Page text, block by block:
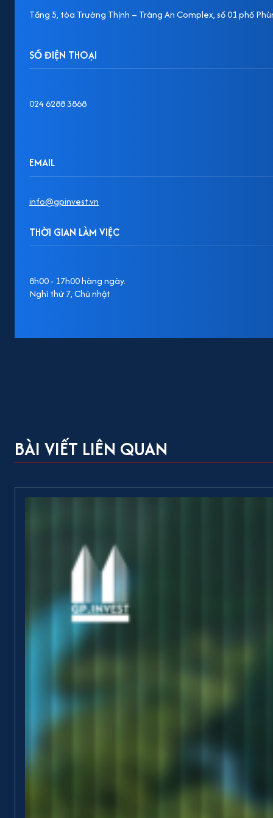
Tầng 5, tòa Trường Thịnh – Tràng An Complex, số 01 phố
SỐ ĐIỆN THOẠI
024 6288 3868
EMAIL
info@gpinvest.vn
THỜI GIAN LÀM VIỆC
8h00 - 17h00 hàng ngày.
Nghỉ thứ 7, Chủ nhật
BÀI VIẾT LIÊN QUAN